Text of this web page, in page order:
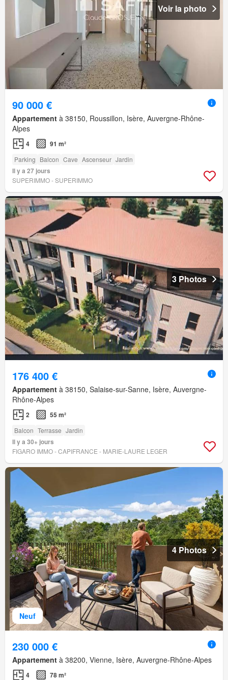
Voir la photo
90 000 €
Appartement à 38150, Roussillon, Isère, Auvergne-Rhône-
Alpes
4 91 m²
Parking Balcon Cave Ascenseur Jardin
Il y a 27 jours
SUPERIMMO - SUPERIMMO
3 Photos
176 400 €
Appartement à 38150, Salaise-sur-Sanne, Isère, Auvergne-
Rhône-Alpes
2 55 m²
Balcon Terrasse Jardin
Il y a 30+ jours
FIGARO IMMO - CAPIFRANCE - MARIE-LAURE LEGER
Neuf
4 Photos
230 000 €
Appartement à 38200, Vienne, Isère, Auvergne-Rhône-Alpes
4 78 m²